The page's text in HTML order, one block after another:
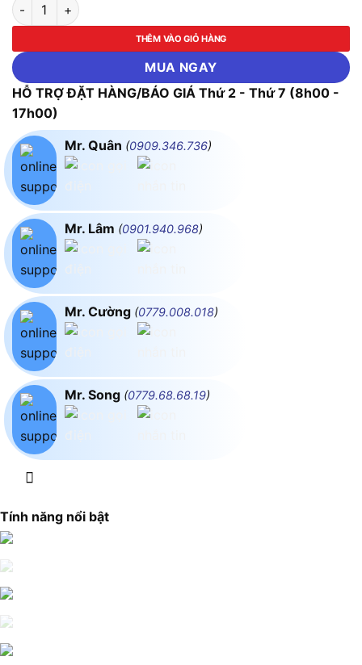
THÊM VÀO GIỎ HÀNG
MUA NGAY
HỖ TRỢ ĐẶT HÀNG/BÁO GIÁ Thứ 2 - Thứ 7 (8h00 -
17h00)
Mr. Quân (0909.346.736)
Mr. Lâm (0901.940.968)
Mr. Cường (0779.008.018)
Mr. Song (0779.68.68.19)
Tính năng nổi bật